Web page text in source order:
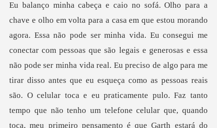
essa
não pode ser minha vida real. Eu preciso de algo para me
tirar disso antes que eu esqueça como as pessoas reais
são. O celular toca e eu praticamente pulo. Faz tanto
tempo que não tenho um telefone celu